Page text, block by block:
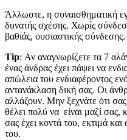
Άλλωστε, η συναισθηματική
δυνατής σχέσης. Χωρίς
βαθιάς, ουσιαστικής σύνδεσης.
Tip: Αν αναγνωρίζετε τα 7
ένας άνδρας έχει πάψει να
απώλεια του ενδιαφέροντος
αντανάκλαση δική σας. Οι
αλλάζουν. Μην ξεχνάτε ότι
θέλει πολύ να είναι μαζί σας,
σας έχει κοντά του, εκτιμά
του.